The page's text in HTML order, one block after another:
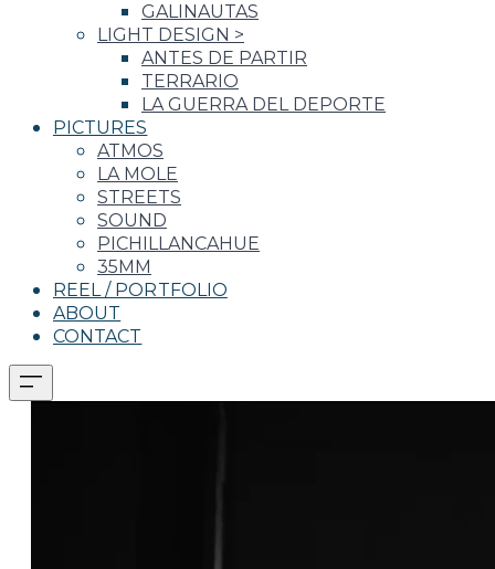
GALINAUTAS
LIGHT DESIGN >
ANTES DE PARTIR
TERRARIO
LA GUERRA DEL DEPORTE
PICTURES
ATMOS
LA MOLE
STREETS
SOUND
PICHILLANCAHUE
35MM
REEL / PORTFOLIO
ABOUT
CONTACT